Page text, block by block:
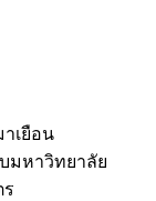
เยือน
มหาวิทยาลัย